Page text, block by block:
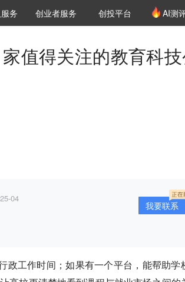
机构库
位推介
务 创投氪堂
创业者服务 创投平台 AI测
值得关注的教育科
04
我要联系
政工作时间；如果有一个平台，能帮助学